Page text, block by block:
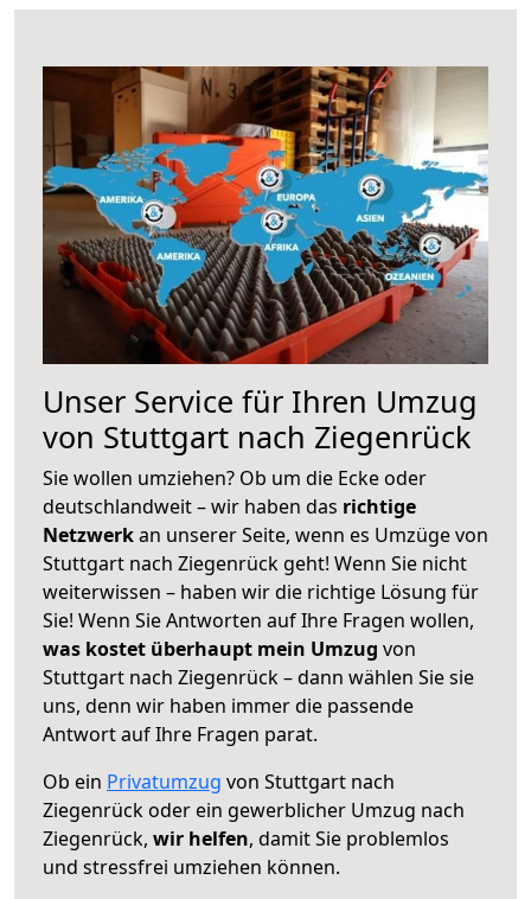
Unser Service für Ihren Umzug
von Stuttgart nach Ziegenrück
Sie wollen umziehen? Ob um die Ecke oder
deutschlandweit – wir haben das richtige
Netzwerkan unserer Seite, wenn es Umzüge von
Stuttgart nach Ziegenrück geht! Wenn Sie nicht
weiterwissen – haben wir die richtige Lösung für
Sie! Wenn Sie Antworten auf Ihre Fragen wollen,
was kostet überhaupt mein Umzug von
Stuttgart nach Ziegenrück – dann wählen Sie sie
uns, denn wir haben immer die passende
Antwort auf Ihre Fragen parat.
Ob ein Privatumzug von Stuttgart nach
Ziegenrück oder ein gewerblicher Umzug nach
Ziegenrück, wir helfen, damit Sie problemlos
und stressfrei umziehen können.